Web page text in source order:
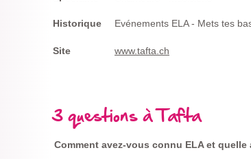
Historique
Site
Evénements ELA - Mets tes
www.tafta.ch
3 questions à Tafta
Comment avez-vous connu ELA et